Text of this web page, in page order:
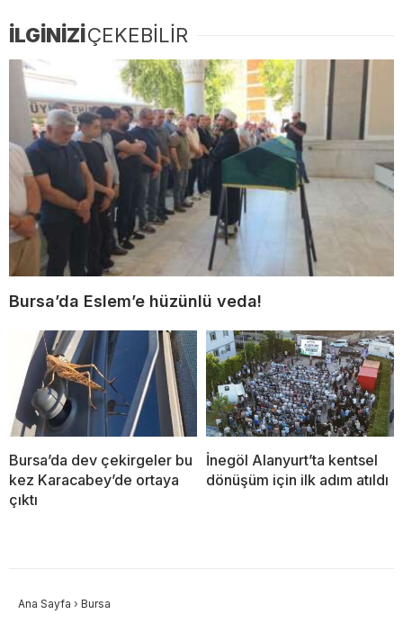
İLGİNİZİÇEKEBİLİR
Bursa’da Eslem’e hüzünlü veda!
Bursa’da dev çekirgeler bu
kez Karacabey’de ortaya
çıktı
İnegöl Alanyurt’ta kentsel
dönüşüm için ilk adım atıldı
Ana Sayfa › Bursa